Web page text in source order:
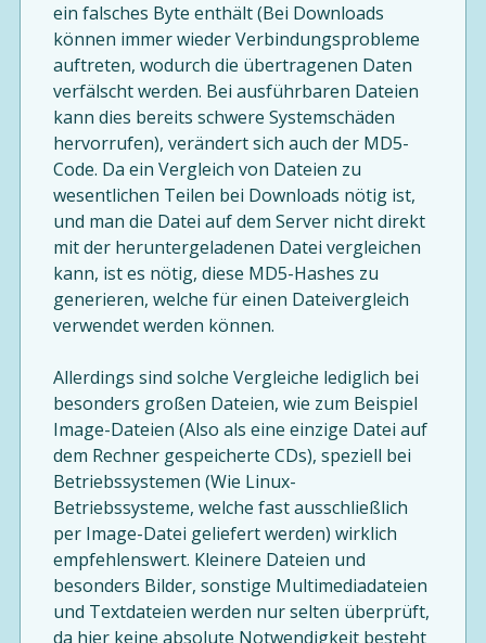
ein falsches Byte enthält (Bei Downloads
können immer wieder Verbindungsprobleme
auftreten, wodurch die übertragenen Daten
verfälscht werden. Bei ausführbaren Dateien
kann dies bereits schwere Systemschäden
hervorrufen), verändert sich auch der MD5-
Code. Da ein Vergleich von Dateien zu
wesentlichen Teilen bei Downloads nötig ist,
und man die Datei auf dem Server nicht direkt
mit der heruntergeladenen Datei vergleichen
kann, ist es nötig, diese MD5-Hashes zu
generieren, welche für einen Dateivergleich
verwendet werden können.
Allerdings sind solche Vergleiche lediglich bei
besonders großen Dateien, wie zum Beispiel
Image-Dateien (Also als eine einzige Datei auf
dem Rechner gespeicherte CDs), speziell bei
Betriebssystemen (Wie Linux-
Betriebssysteme, welche fast ausschließlich
per Image-Datei geliefert werden) wirklich
empfehlenswert. Kleinere Dateien und
besonders Bilder, sonstige Multimediadateien
und Textdateien werden nur selten überprüft,
da hier keine absolute Notwendigkeit besteht